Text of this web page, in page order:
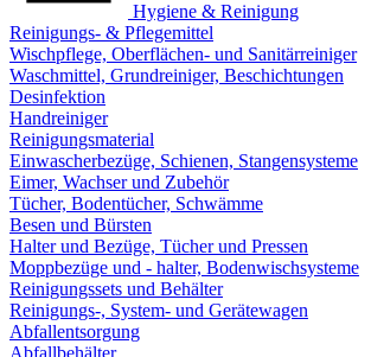
Hygiene & Reinigung
Reinigungs- & Pflegemittel
Wischpflege, Oberflächen- und Sanitärreiniger
Waschmittel, Grundreiniger, Beschichtungen
Desinfektion
Handreiniger
Reinigungsmaterial
Einwascherbezüge, Schienen, Stangensysteme
Eimer, Wachser und Zubehör
Tücher, Bodentücher, Schwämme
Besen und Bürsten
Halter und Bezüge, Tücher und Pressen
Moppbezüge und - halter, Bodenwischsysteme
Reinigungssets und Behälter
Reinigungs-, System- und Gerätewagen
Abfallentsorgung